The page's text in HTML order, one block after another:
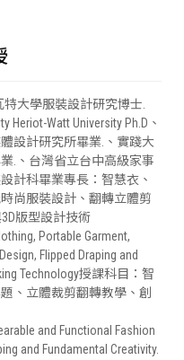
大學服裝設計研究博士.
Heriot-Watt University Ph.D、
設計研究所畢業.、實踐大
.、台灣省立台中高級家事
計科畢業專長：智慧衣、
尚服裝設計、翻轉立體剪
版型設計技術
Portable Garment,
Flipped Draping and
Technology授課科目：智
、立體裁剪翻轉教學、創
and Functional Fashion
and Fundamental Creativity.